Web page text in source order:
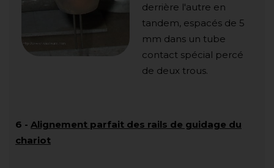
derrière l'autre en
tandem, espacés de 5
mm dans un tube
contact spécial percé
de deux trous.
6 - Alignement parfait des rails de guidage du
chariot